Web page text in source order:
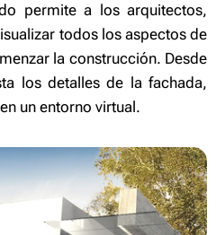
permite a los arquitectos,
todos los aspectos de
la construcción. Desde
los detalles de la fachada,
un entorno virtual.